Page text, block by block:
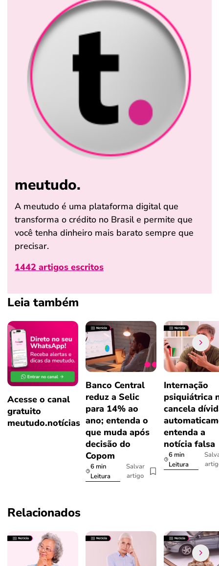
meutudo.
A meutudo é uma plataforma digital que
transforma o crédito no Brasil e permite que
você tenha dinheiro mais barato sempre que
precisar.
1442 artigos escritos
Leia também
Acesse o canal
gratuito
meutudo.notícias
Banco Central
reduz a Selic
para 14% ao
ano; entenda o
que muda após
decisão do
Copom
6 min
Leitura
Salvar
artigo
Internação
psiquiátrica
cancela
entenda a
notícia falsa
6 min
Leitura
Relacionados